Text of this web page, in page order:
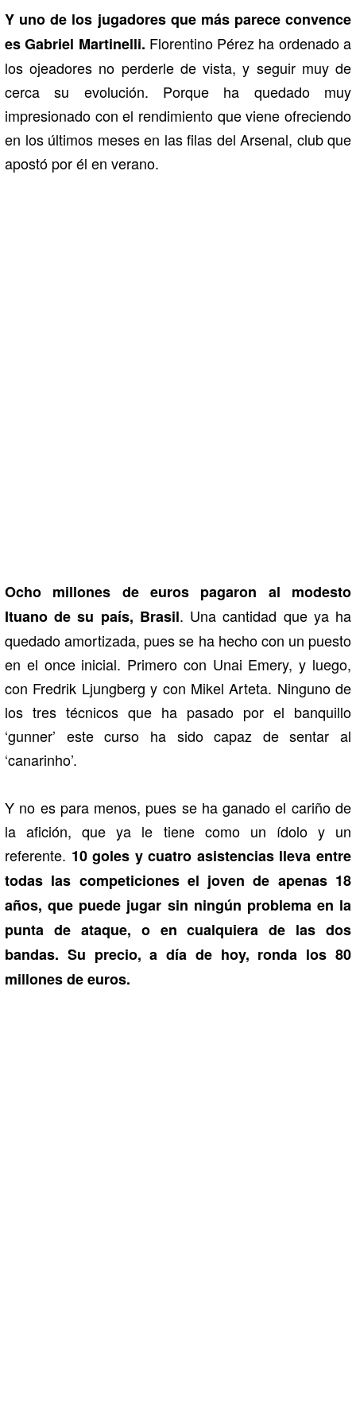
Y uno de los jugadores que más parece convence
es Gabriel Martinelli. Florentino Pérez ha ordenado a
los ojeadores no perderle de vista, y seguir muy de
cerca su evolución. Porque ha quedado muy
impresionado con el rendimiento que viene ofreciendo
en los últimos meses en las filas del Arsenal, club que
apostó por él en verano.
Ocho millones de euros pagaron al modesto
Ituano de su país, Brasil. Una cantidad que ya ha
quedado amortizada, pues se ha hecho con un puesto
en el once inicial. Primero con Unai Emery, y luego,
con Fredrik Ljungberg y con Mikel Arteta. Ninguno de
los tres técnicos que ha pasado por el banquillo
‘gunner’ este curso ha sido capaz de sentar al
‘canarinho’.
Y no es para menos, pues se ha ganado el cariño de
la afición, que ya le tiene como un ídolo y un
referente. 10 goles y cuatro asistencias lleva entre
todas las competiciones el joven de apenas 18
años, que puede jugar sin ningún problema en la
punta de ataque, o en cualquiera de las dos
bandas. Su precio, a día de hoy, ronda los 80
millones de euros.